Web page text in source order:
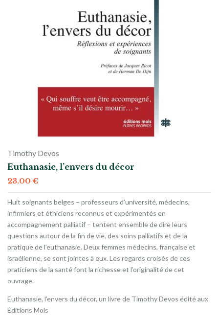
Timothy Devos
Euthanasie, l’envers du décor
23.00 €
Huit soignants belges – professeurs d’université, médecins,
infirmiers et éthiciens reconnus et expérimentés en
accompagnement palliatif – tentent ensemble de dire leurs
questions autour de la fin de vie, des soins palliatifs et de la
pratique de l’euthanasie. Deux femmes médecins, française et
israélienne, se sont jointes à eux. Les regards croisés de ces
praticiens de la santé font la richesse et l’originalité de cet
ouvrage.
Euthanasie, l’envers du décor, un livre de Timothy Devos édité aux
Éditions Mols